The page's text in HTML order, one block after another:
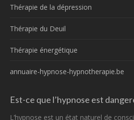
Thérapie de la dépression
Thérapie du Deuil
Thérapie énergétique
annuaire-hypnose-hypnotherapie.be
Est-ce que l’hypnose est
L’hypnose est un état naturel de